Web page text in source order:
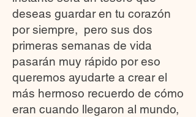
deseas guardar en tu corazón
por siempre, pero sus dos
primeras semanas de vida
pasarán muy rápido por eso
queremos ayudarte a crear el
más hermoso recuerdo de cómo
eran cuando llegaron al mundo,